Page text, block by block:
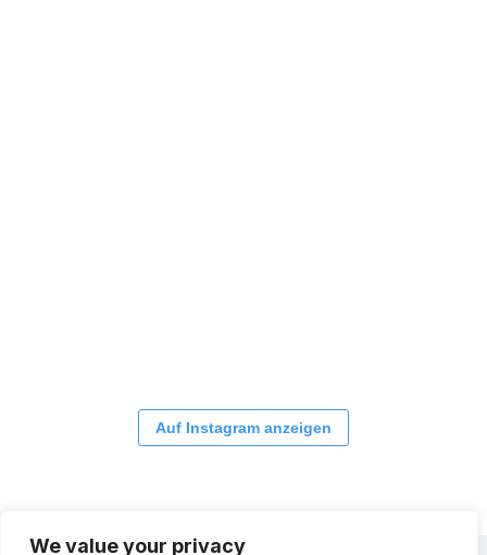
We value your privacy
Auf Instagram anzeigen